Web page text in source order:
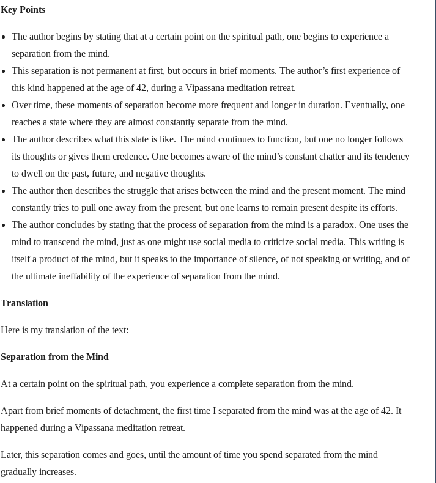
Key Points
The author begins by stating that at a certain point on the spiritual path, one begins to experience a
separation from the mind.
This separation is not permanent at first, but occurs in brief moments. The author’s first experience of
this kind happened at the age of 42, during a Vipassana meditation retreat.
Over time, these moments of separation become more frequent and longer in duration. Eventually, one
reaches a state where they are almost constantly separate from the mind.
The author describes what this state is like. The mind continues to function, but one no longer follows
its thoughts or gives them credence. One becomes aware of the mind’s constant chatter and its tendency
to dwell on the past, future, and negative thoughts.
The author then describes the struggle that arises between the mind and the present moment. The mind
constantly tries to pull one away from the present, but one learns to remain present despite its efforts.
The author concludes by stating that the process of separation from the mind is a paradox. One uses the
mind to transcend the mind, just as one might use social media to criticize social media. This writing is
itself a product of the mind, but it speaks to the importance of silence, of not speaking or writing, and of
the ultimate ineffability of the experience of separation from the mind.
Translation
Here is my translation of the text:
Separation from the Mind
At a certain point on the spiritual path, you experience a complete separation from the mind.
Apart from brief moments of detachment, the first time I separated from the mind was at the age of 42. It
happened during a Vipassana meditation retreat.
Later, this separation comes and goes, until the amount of time you spend separated from the mind
gradually increases.